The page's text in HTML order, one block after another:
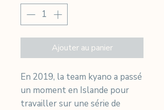
Ajouter au panier
En 2019, la team kyano a passé
un moment en Islande pour
travailler sur une série de